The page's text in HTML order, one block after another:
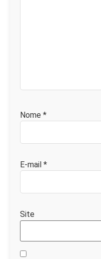
Nome *
E-mail *
Site